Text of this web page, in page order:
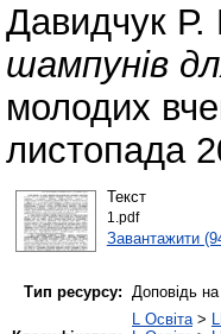
Давидчук Р.
шампунів
молодих
листопада
Текст
1.pdf
Завантажити
Тип ресурсу: Доповідь
L Освіта>